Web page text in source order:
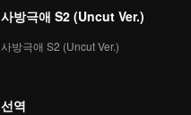
사방극애 S2 (Uncut Ver.)
사방극애 S2 (Uncut Ver.)
선역